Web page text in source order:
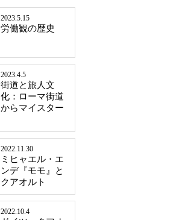
2023.5.15
労働観の歴史
2023.4.5
街道と旅人文
化：ローマ街道
からマイスター
2022.11.30
ミヒャエル・エ
ンデ『モモ』と
クアオルト
2022.10.4